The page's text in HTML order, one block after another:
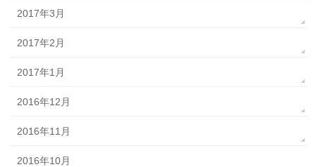
2017年3月
2017年2月
2017年1月
2016年12月
2016年11月
2016年10月